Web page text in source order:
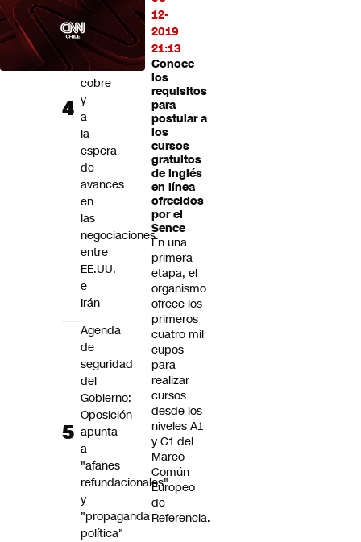
12-
2019
21:13
Conoce
los
requisitos
para
postular a
los
cursos
gratuitos
de inglés
en línea
ofrecidos
por el
Sence
En una
primera
etapa, el
organismo
ofrece los
primeros
cuatro mil
cupos
para
realizar
cursos
desde los
niveles A1
y C1 del
Marco
Común
Europeo
de
Referencia.
pese
a
récords
del
cobre
y
a
la
espera
de
avances
en
las
negociaciones
entre
EE.UU.
e
Irán
Agenda
de
seguridad
del
Gobierno:
Oposición
apunta
a
"afanes
refundacionales"
y
"propaganda
política"